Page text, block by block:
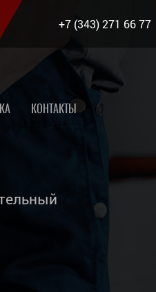
+7 (343) 271 66 77
КОНТАКТЫ